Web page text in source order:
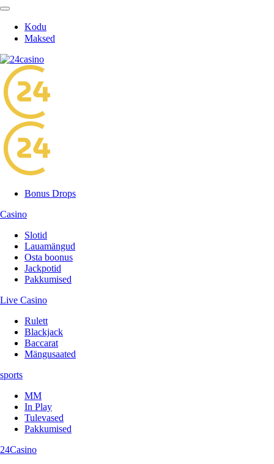
Kodu
Maksed
Bonus Drops
Casino
Slotid
Lauamängud
Osta boonus
Jackpotid
Pakkumised
Live Casino
Rulett
Blackjack
Baccarat
Mängusaated
sports
MM
In Play
Tulevased
Pakkumised
24Casino